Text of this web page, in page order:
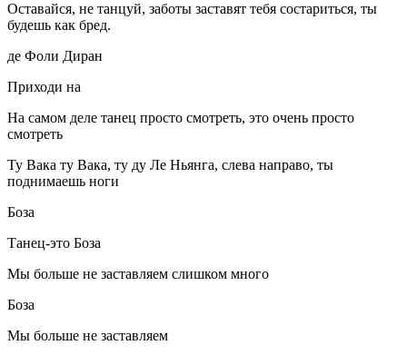
Оставайся, не танцуй, заботы заставят тебя состариться, ты
будешь как бред.
де Фоли Диран
Приходи на
На самом деле танец просто смотреть, это очень просто
смотреть
Ту Вака ту Вака, ту ду Ле Ньянга, слева направо, ты
поднимаешь ноги
Боза
Танец-это Боза
Мы больше не заставляем слишком много
Боза
Мы больше не заставляем